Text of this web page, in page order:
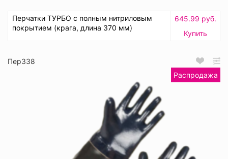
Перчатки ТУРБО с полным нитриловым
покрытием (крага, длина 370 мм)
645.99 руб.
Купить
Пер338
Распродажа